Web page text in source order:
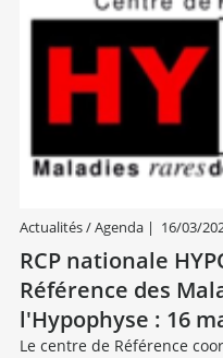
Actualités / Agenda| 16/03/
RCP nationale
Référence des
l'Hypophyse : 16
Le centre de Référence